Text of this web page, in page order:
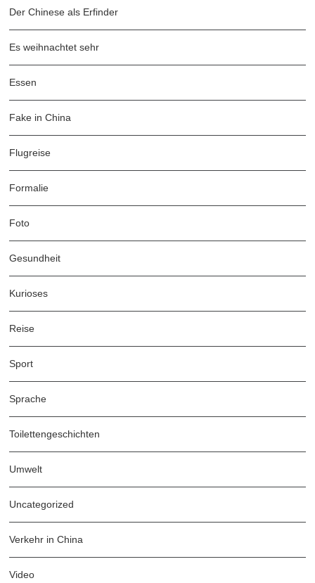
Der Chinese als Erfinder
Es weihnachtet sehr
Essen
Fake in China
Flugreise
Formalie
Foto
Gesundheit
Kurioses
Reise
Sport
Sprache
Toilettengeschichten
Umwelt
Uncategorized
Verkehr in China
Video